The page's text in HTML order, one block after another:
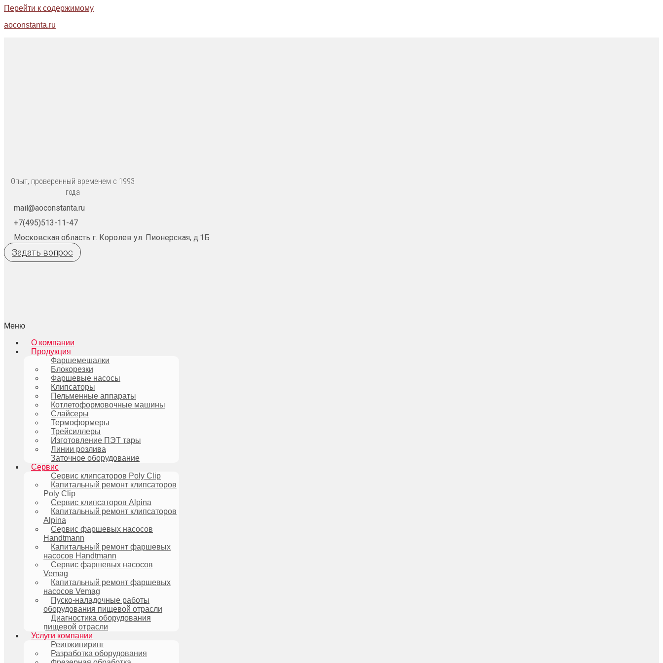
Перейти к содержимому
aoconstanta.ru
Опыт, проверенный временем с 1993
года
mail@aoconstanta.ru
+7(495)513-11-47
Московская область г. Королев ул. Пионерская, д.1Б
Задать вопрос
Меню
О компании
Продукция
Фаршемешалки
Блокорезки
Фаршевые насосы
Клипсаторы
Пельменные аппараты
Котлетоформовочные машины
Слайсеры
Термоформеры
Трейсиллеры
Изготовление ПЭТ тары
Линии розлива
Заточное оборудование
Сервис
Сервис клипсаторов Poly Clip
Капитальный ремонт клипсаторов
Poly Clip
Сервис клипсаторов Alpina
Капитальный ремонт клипсаторов
Alpina
Сервис фаршевых насосов
Handtmann
Капитальный ремонт фаршевых
насосов Handtmann
Сервис фаршевых насосов
Vemag
Капитальный ремонт фаршевых
насосов Vemag
Пуско-наладочные работы
оборудования пищевой отрасли
Диагностика оборудования
пищевой отрасли
Услуги компании
Реинжиниринг
Разработка оборудования